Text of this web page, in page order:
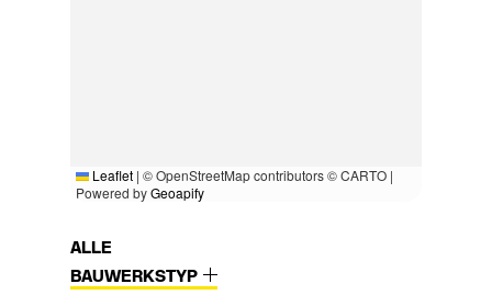
Leaflet | © OpenStreetMap contributors © CARTO |
Powered byGeoapify
ALLE
BAUWERKSTYP